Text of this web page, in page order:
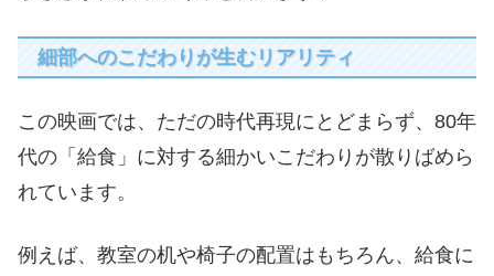
細部へのこだわりが生むリアリティ
この映画では、ただの時代再現にとどまらず、80年
代の「給食」に対する細かいこだわりが散りばめら
れています。
例えば、教室の机や椅子の配置はもちろん、給食に